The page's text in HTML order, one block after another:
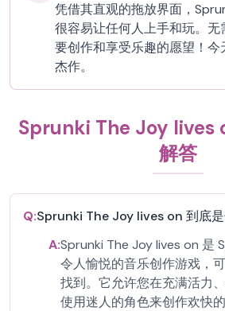
凭借其直观的拖放界面，
很容易让任何人上手和玩。
要创作和享受乐趣的愿望！今
杰作。
Sprunki The Joy lives
解答
Q:Sprunki The Joy lives on 到底是
A:Sprunki The Joy lives on 是
令人愉悦的音乐创作游戏，
找到。它允许您在充满活力
使用迷人的角色来创作欢快的